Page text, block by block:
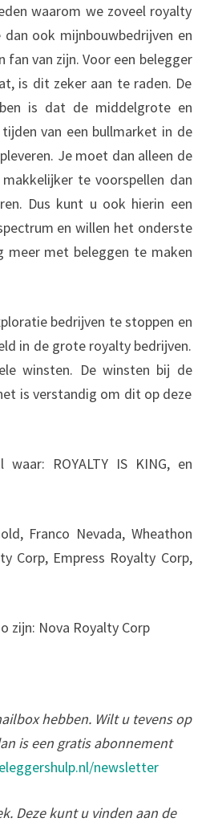
waarom we zoveel royalty
ook mijnbouwbedrijven en
fan van zijn. Voor een belegger
is dit zeker aan te raden. De
is dat de middelgrote en
van een bullmarket in de
Je moet dan alleen de
te voorspellen dan
Dus kunt u ook hierin een
en willen het onderste
met beleggen te maken
bedrijven te stoppen en
in de grote royalty bedrijven.
winsten. De winsten bij de
is verstandig om dit op deze
ROYALTY IS KING, en
Franco Nevada, Wheathon
Corp, Empress Royalty Corp,
zijn: Nova Royalty Corp
hebben. Wilt u tevens op
is een gratis abonnement
newsletter
Deze kunt u vinden aan de